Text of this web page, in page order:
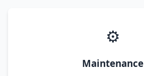
⚙️
Maintenance